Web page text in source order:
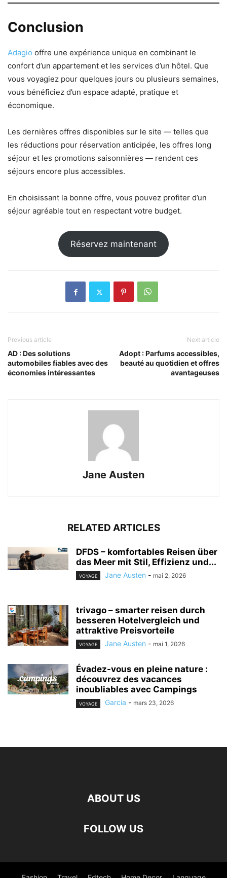
Conclusion
Adagio offre une expérience unique en combinant le
confort d’un appartement et les services d’un hôtel. Que
vous voyagiez pour quelques jours ou plusieurs semaines,
vous bénéficiez d’un espace adapté, pratique et
économique.
Les dernières offres disponibles sur le site — telles que
les réductions pour réservation anticipée, les offres long
séjour et les promotions saisonnières — rendent ces
séjours encore plus accessibles.
En choisissant la bonne offre, vous pouvez profiter d’un
séjour agréable tout en respectant votre budget.
Réservez maintenant
Previous article
AD : Des solutions
automobiles fiables avec des
économies intéressantes
Next article
Adopt : Parfums accessibles,
beauté au quotidien et offres
avantageuses
Jane Austen
RELATED ARTICLES
DFDS – komfortables Reisen über
das Meer mit Stil, Effizienz und...
VOYAGE Jane Austen - mai 2, 2026
trivago – smarter reisen durch
besseren Hotelvergleich und
attraktive Preisvorteile
VOYAGE Jane Austen - mai 1, 2026
Évadez-vous en pleine nature :
découvrez des vacances
inoubliables avec Campings
VOYAGE Garcia - mars 23, 2026
ABOUT US
FOLLOW US